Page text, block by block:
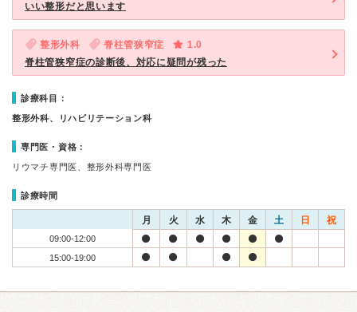
いい整形だと思います
整形外科 脊柱管狭窄症
1.0
脊柱管狭窄症の診断後、対応に疑問が残った
診療科目：
整形外科、リハビリテーション科
専門医・資格：
リウマチ専門医、整形外科専門医
診療時間
月 火 水 木 金 土 日 祝
09:00-12:00
15:00-19:00